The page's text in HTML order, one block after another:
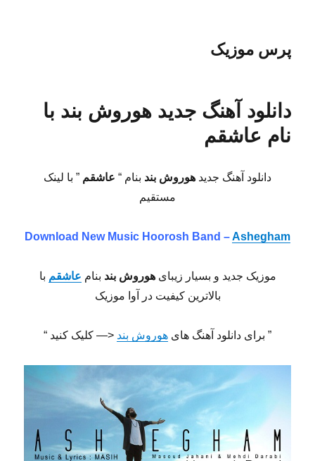
پرس موزیک
دانلود آهنگ جدید هوروش بند با
نام عاشقم
دانلود آهنگ جدید هوروش بند بنام “ عاشقم ” با لینک
مستقیم
Download New Music Hoorosh Band –Ashegham
موزیک جدید و بسیار زیبایهوروش بند بنام عاشقم با
بالاترین کیفیت در آوا موزیک
” برای دانلود آهنگ های هوروش بند <— کلیک کنید “